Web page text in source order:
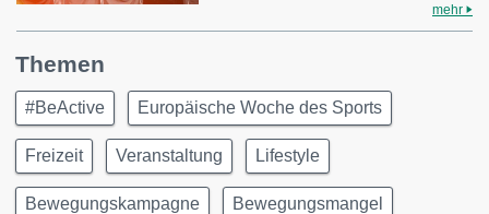
mehr
Themen
#BeActive Europäische Woche des Sports
Freizeit Veranstaltung Lifestyle
Bewegungskampagne Bewegungsmangel